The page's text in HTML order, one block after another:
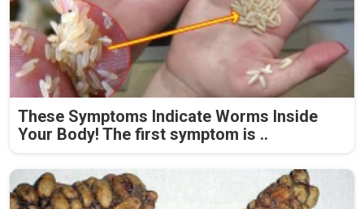
These Symptoms Indicate Worms Inside
Your Body! The first symptom is ..